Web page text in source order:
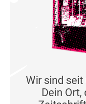
Wir sind seit
Dein Ort,